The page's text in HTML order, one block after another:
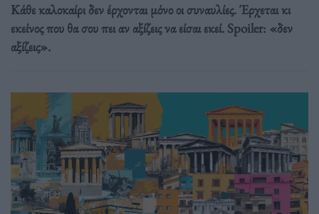
Κάθε καλοκαίρι δεν έρχονται μόνο οι συναυλίες. Έρχεται κι
εκείνος που θα σου πει αν αξίζεις να είσαι εκεί. Spoiler: «δεν
αξίζεις».